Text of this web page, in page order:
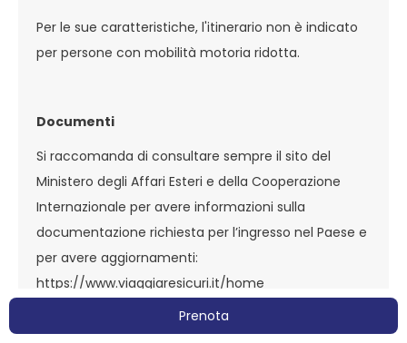
Prenota
Per le sue caratteristiche, l'itinerario non è indicato
per persone con mobilità motoria ridotta.
Documenti
Si raccomanda di consultare sempre il sito del
Ministero degli Affari Esteri e della Cooperazione
Internazionale per avere informazioni sulla
documentazione richiesta per l’ingresso nel Paese e
per avere aggiornamenti:
https://www.viaggiaresicuri.it/home